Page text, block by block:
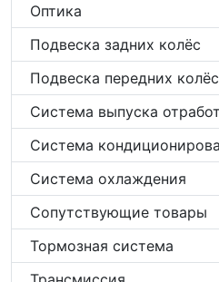
Оптика
Подвеска задних колёс
Подвеска передних колёс
Система выпуска
Система
Система охлаждения
Сопутствующие товары
Тормозная система